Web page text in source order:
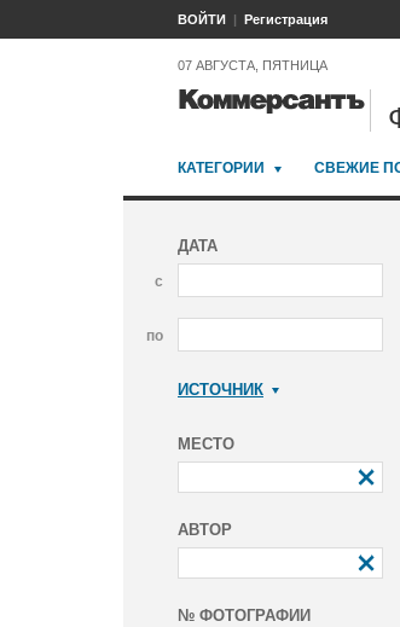
ВОЙТИ Регистрация
07 АВГУСТА, ПЯТНИЦА
КАТЕГОРИИ СВЕЖИЕ
ДАТА
с
по
ИСТОЧНИК
МЕСТО
АВТОР
№ ФОТОГРАФИИ